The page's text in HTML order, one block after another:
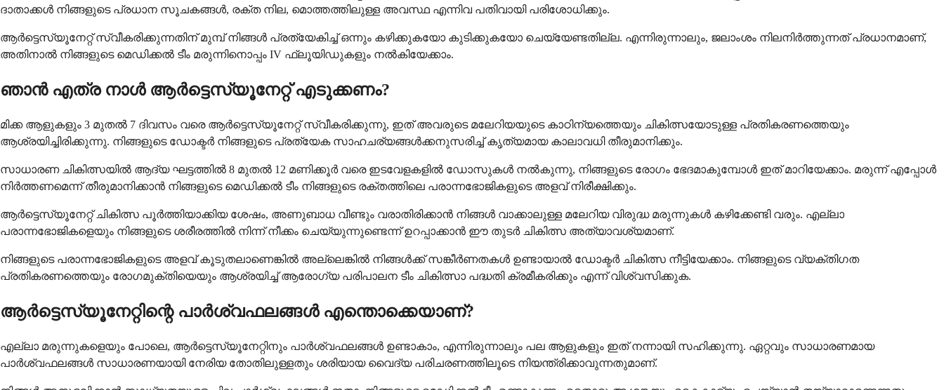
ദാതാക്കൾ നിങ്ങളുടെ പ്രധാന സൂചകങ്ങൾ, രക്ത നില, മൊത്തത്തിലുള്ള അവസ്ഥ എന്നിവ പതിവായി പരിശോധിക്കും.
ആർട്ടെസ്യൂനേറ്റ് സ്വീകരിക്കുന്നതിന് മുമ്പ് നിങ്ങൾ പ്രത്യേകിച്ച് ഒന്നും കഴിക്കുകയോ കുടിക്കുകയോ ചെയ്യേണ്ടതില്ല. എന്നിരുന്നാലും, ജലാംശം നിലനിർത്തുന്നത് പ്രധാനമാണ്,
അതിനാൽ നിങ്ങളുടെ മെഡിക്കൽ ടീം മരുന്നിനൊപ്പം IV ഫ്ലൂയിഡുകളും നൽകിയേക്കാം.
ഞാൻ എത്ര നാൾ ആർട്ടെസ്യൂനേറ്റ് എടുക്കണം?
മിക്ക ആളുകളും 3 മുതൽ 7 ദിവസം വരെ ആർട്ടെസ്യൂനേറ്റ് സ്വീകരിക്കുന്നു, ഇത് അവരുടെ മലേറിയയുടെ കാഠിന്യത്തെയും ചികിത്സയോടുള്ള പ്രതികരണത്തെയും
ആശ്രയിച്ചിരിക്കുന്നു. നിങ്ങളുടെ ഡോക്ടർ നിങ്ങളുടെ പ്രത്യേക സാഹചര്യങ്ങൾക്കനുസരിച്ച് കൃത്യമായ കാലാവധി തീരുമാനിക്കും.
സാധാരണ ചികിത്സയിൽ ആദ്യ ഘട്ടത്തിൽ 8 മുതൽ 12 മണിക്കൂർ വരെ ഇടവേളകളിൽ ഡോസുകൾ നൽകുന്നു, നിങ്ങളുടെ രോഗം ഭേദമാകുമ്പോൾ ഇത് മാറിയേക്കാം. മരുന്ന് എപ്പോൾ
നിർത്തണമെന്ന് തീരുമാനിക്കാൻ നിങ്ങളുടെ മെഡിക്കൽ ടീം നിങ്ങളുടെ രക്തത്തിലെ പരാന്നഭോജികളുടെ അളവ് നിരീക്ഷിക്കും.
ആർട്ടെസ്യൂനേറ്റ് ചികിത്സ പൂർത്തിയാക്കിയ ശേഷം, അണുബാധ വീണ്ടും വരാതിരിക്കാൻ നിങ്ങൾ വാക്കാലുള്ള മലേറിയ വിരുദ്ധ മരുന്നുകൾ കഴിക്കേണ്ടി വരും. എല്ലാ
പരാന്നഭോജികളെയും നിങ്ങളുടെ ശരീരത്തിൽ നിന്ന് നീക്കം ചെയ്യുന്നുണ്ടെന്ന് ഉറപ്പാക്കാൻ ഈ തുടർ ചികിത്സ അത്യാവശ്യമാണ്.
നിങ്ങളുടെ പരാന്നഭോജികളുടെ അളവ് കൂടുതലാണെങ്കിൽ അല്ലെങ്കിൽ നിങ്ങൾക്ക് സങ്കീർണതകൾ ഉണ്ടായാൽ ഡോക്ടർ ചികിത്സ നീട്ടിയേക്കാം. നിങ്ങളുടെ വ്യക്തിഗത
പ്രതികരണത്തെയും രോഗമുക്തിയെയും ആശ്രയിച്ച് ആരോഗ്യ പരിപാലന ടീം ചികിത്സാ പദ്ധതി ക്രമീകരിക്കും എന്ന് വിശ്വസിക്കുക.
ആർട്ടെസ്യൂനേറ്റിന്റെ പാർശ്വഫലങ്ങൾ എന്തൊക്കെയാണ്?
എല്ലാ മരുന്നുകളെയും പോലെ, ആർട്ടെസ്യൂനേറ്റിനും പാർശ്വഫലങ്ങൾ ഉണ്ടാകാം, എന്നിരുന്നാലും പല ആളുകളും ഇത് നന്നായി സഹിക്കുന്നു. ഏറ്റവും സാധാരണമായ
പാർശ്വഫലങ്ങൾ സാധാരണയായി നേരിയ തോതിലുള്ളതും ശരിയായ വൈദ്യ പരിചരണത്തിലൂടെ നിയന്ത്രിക്കാവുന്നതുമാണ്.